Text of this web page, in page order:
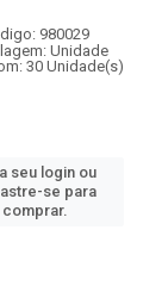
980029
Unidade
30 Unidade(s)
seu login ou
se para
comprar.